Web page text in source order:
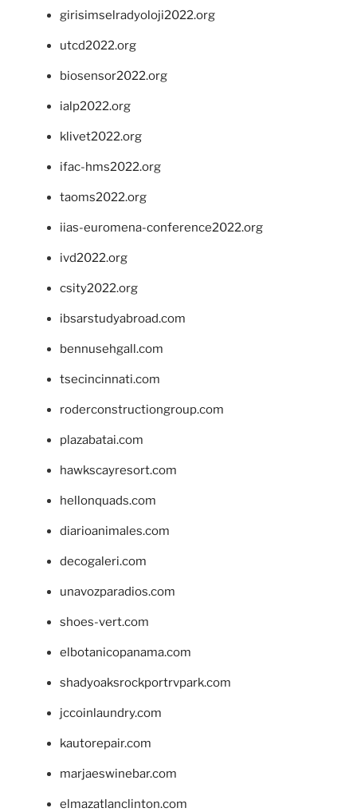
girisimselradyoloji2022.org
utcd2022.org
biosensor2022.org
ialp2022.org
klivet2022.org
ifac-hms2022.org
taoms2022.org
iias-euromena-conference2022.org
ivd2022.org
csity2022.org
ibsarstudyabroad.com
bennusehgall.com
tsecincinnati.com
roderconstructiongroup.com
plazabatai.com
hawkscayresort.com
hellonquads.com
diarioanimales.com
decogaleri.com
unavozparadios.com
shoes-vert.com
elbotanicopanama.com
shadyoaksrockportrvpark.com
jccoinlaundry.com
kautorepair.com
marjaeswinebar.com
elmazatlanclinton.com